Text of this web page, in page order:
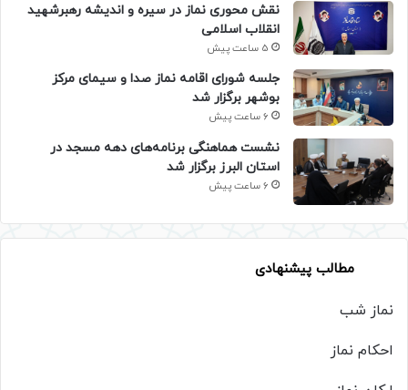
نقش محوری نماز در سیره و اندیشه رهبرشهید
انقلاب اسلامی
5 ساعت پیش
جلسه شورای اقامه نماز صدا و سیمای مرکز
بوشهر برگزار شد
6 ساعت پیش
نشست هماهنگی برنامه‌های دهه مسجد در
استان البرز برگزار شد
6 ساعت پیش
مطالب پیشنهادی
نماز شب
احکام نماز